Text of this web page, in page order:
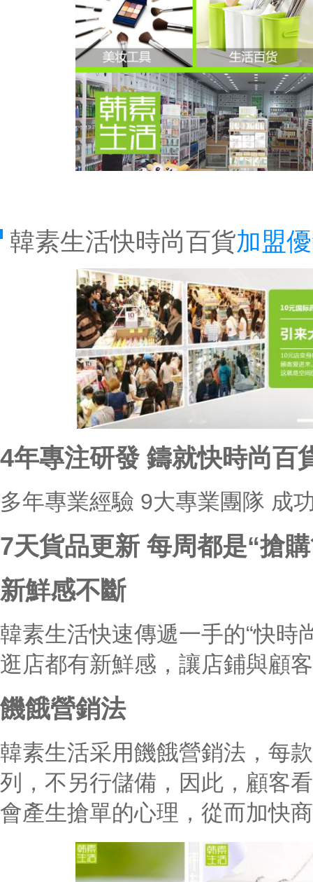
韓素生活快時尚百貨加盟
4年專注研發 鑄就快時尚百
多年專業經驗 9大專業團隊 成
7天貨品更新 每周都是“搶
新鮮感不斷
韓素生活快速傳遞一手的“快時
逛店都有新鮮感，讓店鋪與顧
饑餓營銷法
韓素生活采用饑餓營銷法，每
列，不另行儲備，因此，顧客
會產生搶單的心理，從而加快